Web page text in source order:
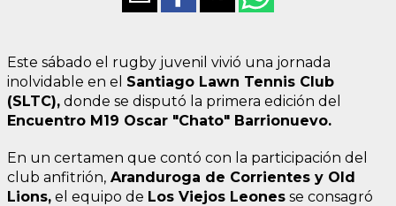
Este sábado el rugby juvenil vivió una jornada
inolvidable en el Santiago Lawn Tennis Club
(SLTC), donde se disputó la primera edición del
Encuentro M19 Oscar "Chato" Barrionuevo.
En un certamen que contó con la participación del
club anfitrión, Aranduroga de Corrientes y Old
Lions, el equipo de Los Viejos Leones se consagró